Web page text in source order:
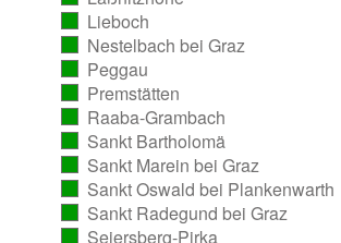
ausgezählt)
Lieboch
ausgezählt)
Nestelbach bei Graz
ausgezählt)
Peggau
ausgezählt)
Premstätten
ausgezählt)
Raaba-Grambach
ausgezählt)
Sankt Bartholomä
ausgezählt)
Sankt Marein bei Graz
ausgezählt)
Sankt Oswald bei Plankenwarth
(vollständig
ausgezählt)
Sankt Radegund bei Graz(vollständig
Seiersberg-Pirka